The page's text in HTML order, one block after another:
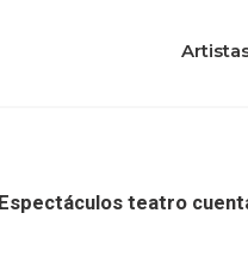
Espectáculos teatro